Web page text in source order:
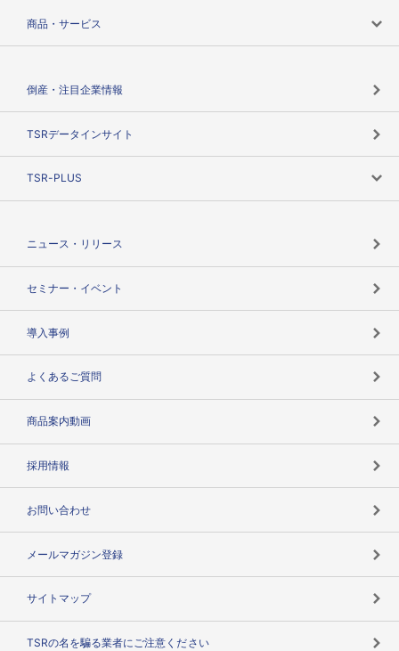
商品・サービス
倒産・注目企業情報
TSRデータインサイト
TSR-PLUS
ニュース・リリース
セミナー・イベント
導入事例
よくあるご質問
商品案内動画
採用情報
お問い合わせ
メールマガジン登録
サイトマップ
TSRの名を騙る業者にご注意ください